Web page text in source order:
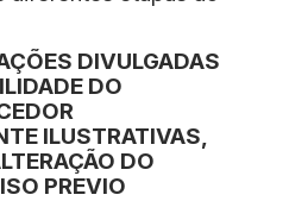
DIVULGADAS
DO
ILUSTRATIVAS,
DO
PREVIO